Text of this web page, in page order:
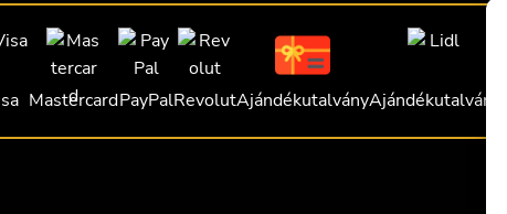
MastercardPayPalRevolutAjándékutalványAjándékutalvány